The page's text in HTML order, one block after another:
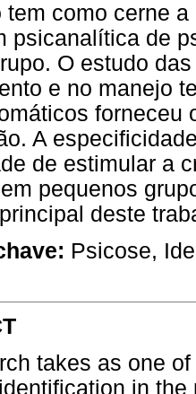
tem como cerne
psicanalítica de
O estudo
e no manejo
forneceu
A
de estimular a
pequenos
deste
Psicose,
takes as one
in